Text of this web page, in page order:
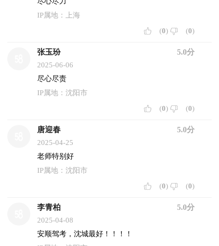
IP属地：上海
(0) (0)
张玉玢 5.0分
2025-06-06
尽心尽责
IP属地：沈阳市
(0) (0)
唐迎春 5.0分
2025-04-25
老师特别好
IP属地：沈阳市
(0) (0)
李青柏 5.0分
2025-04-08
安顺驾考，沈城最好！！！！